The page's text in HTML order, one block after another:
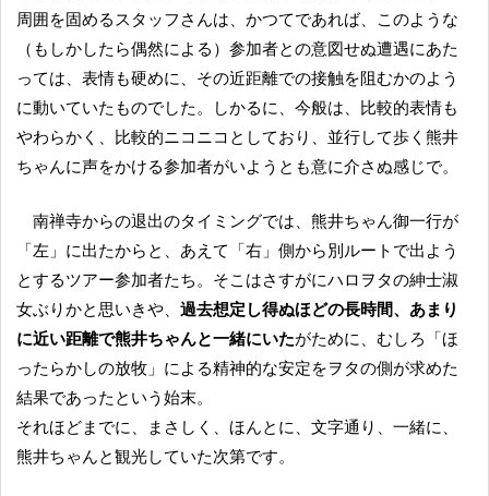
周囲を固めるスタッフさんは、かつてであれば、このような
（もしかしたら偶然による）参加者との意図せぬ遭遇にあた
っては、表情も硬めに、その近距離での接触を阻むかのよう
に動いていたものでした。しかるに、今般は、比較的表情も
やわらかく、比較的ニコニコとしており、並行して歩く熊井
ちゃんに声をかける参加者がいようとも意に介さぬ感じで。
南禅寺からの退出のタイミングでは、熊井ちゃん御一行が
「左」に出たからと、あえて「右」側から別ルートで出よう
とするツアー参加者たち。そこはさすがにハロヲタの紳士淑
女ぶりかと思いきや、 過去想定し得ぬほどの長時間、あまり
に近い距離で熊井ちゃんと一緒にいたがために、むしろ「ほ
ったらかしの放牧」による精神的な安定をヲタの側が求めた
結果であったという始末。
それほどまでに、まさしく、ほんとに、文字通り、一緒に、
熊井ちゃんと観光していた次第です。